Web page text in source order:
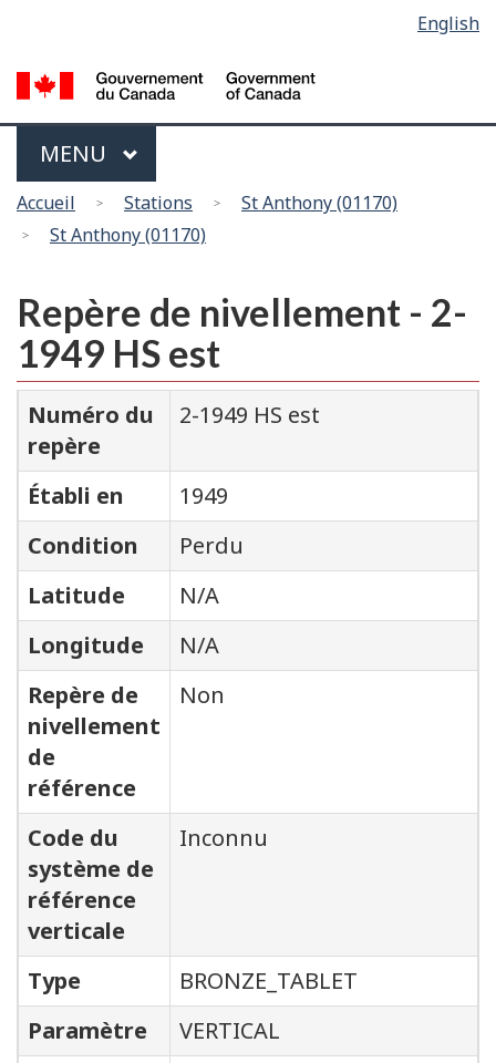
main
content
la
version
HTML
la
langue
English
Menu
MAIN
MENU
Vous
êtes
Accueil Stations
St Anthony (01170)
St Anthony (01170)
Repère de nivellement - 2-
1949 HS est
Numéro du
repère
2-1949 HS est
Établi en
1949
Condition
Perdu
Latitude
N/A
Longitude
N/A
Repère de
nivellement
de
référence
Non
Code du
système de
référence
verticale
Inconnu
Type
BRONZE_TABLET
Paramètre
VERTICAL